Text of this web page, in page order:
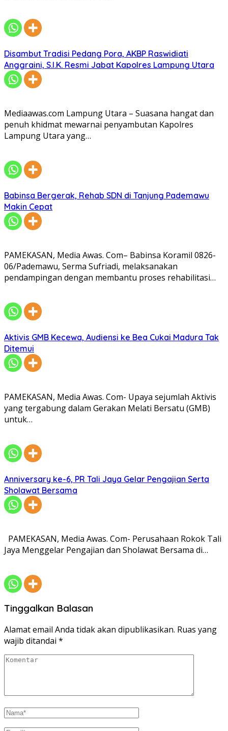
Disambut Tradisi Pedang Pora, AKBP Raswidiati
Anggraini, S.I.K. Resmi Jabat Kapolres Lampung Utara
Mediaawas.com Lampung Utara – Suasana hangat dan
penuh khidmat mewarnai penyambutan Kapolres
Lampung Utara yang…
Babinsa Bergerak, Rehab SDN di Tanjung Pademawu
Makin Cepat
PAMEKASAN, Media Awas. Com– Babinsa Koramil 0826-
06/Pademawu, Serma Sufriadi, melaksanakan
pendampingan dengan membantu proses rehabilitasi…
Aktivis GMB Kecewa, Audiensi ke Bea Cukai Madura Tak
Ditemui
PAMEKASAN, Media Awas. Com- Upaya sejumlah Aktivis
yang tergabung dalam Gerakan Melati Bersatu (GMB)
untuk…
Anniversary ke-6, PR Tali Jaya Gelar Pengajian Serta
Sholawat Bersama
PAMEKASAN, Media Awas. Com- Perusahaan Rokok Tali
Jaya Menggelar Pengajian dan Sholawat Bersama di…
Tinggalkan Balasan
Alamat email Anda tidak akan dipublikasikan. Ruas yang
wajib ditandai *